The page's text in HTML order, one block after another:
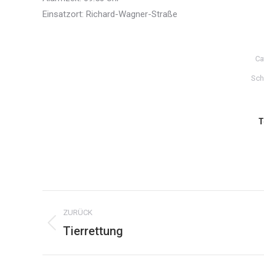
Einsatzort: Richard-Wagner-Straße
Kommentarnavigation
ZURÜCK
Vorheriger
Tierrettung